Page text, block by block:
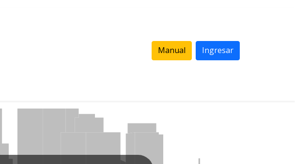
Manual Ingresar